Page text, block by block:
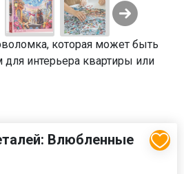
которая может быть
интерьера квартиры или
Влюбленные